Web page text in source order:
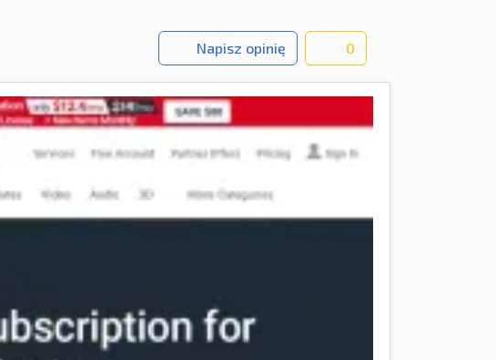
Napisz opinię 0